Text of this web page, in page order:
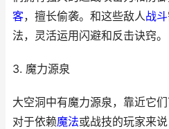
客，擅长偷袭。和这些敌人战斗
法，灵活运用闪避和反击诀窍。
3. 魔力源泉
大空洞中有魔力源泉，靠近它
对于依赖魔法或战技的玩家来